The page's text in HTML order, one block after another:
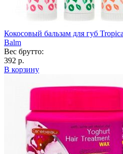
Кокосовый бальзам для губ
Balm
Вес брутто:
392 р.
В корзину